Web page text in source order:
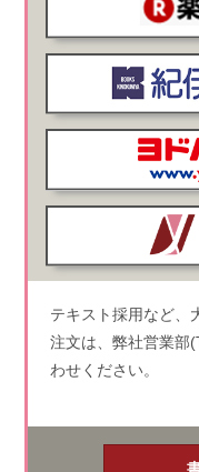
テキスト採用など、
注文は、弊社営業部
わせください。